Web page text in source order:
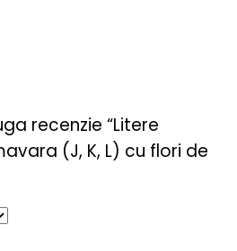
recenzie “Litere
(J, K, L) cu flori de